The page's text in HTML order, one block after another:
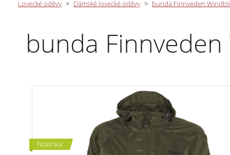
Lovecké oděvy > Dámské lovecké oděvy > bunda Finnveden
bunda
Novinka